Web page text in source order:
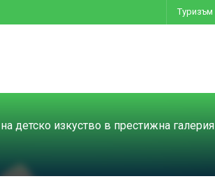
Туризъм
детско изкуство в престижна галерия